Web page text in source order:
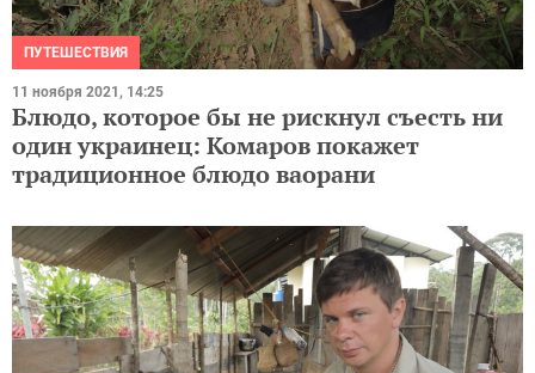
ПУТЕШЕСТВИЯ
11 ноября 2021, 14:25
Блюдо, которое бы не рискнул съесть ни
один украинец: Комаров покажет
традиционное блюдо ваорани